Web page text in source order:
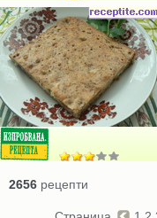
2656 рецепти